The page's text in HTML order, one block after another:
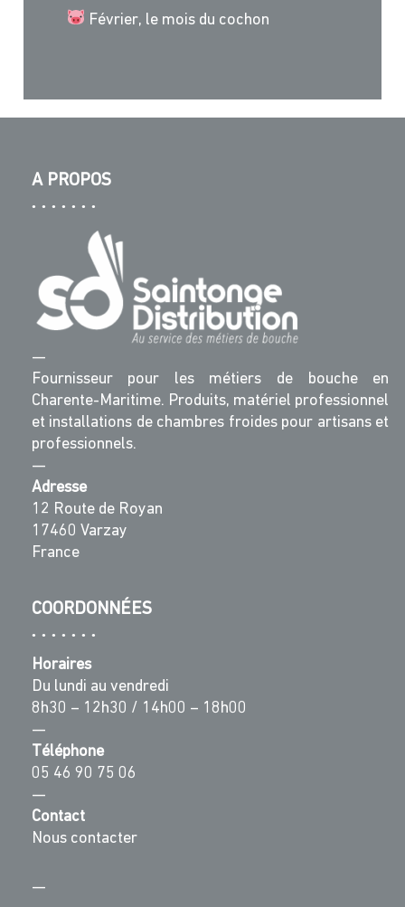
Février, le mois du cochon
A PROPOS
—
Fournisseur pour les métiers de bouche en
Charente-Maritime. Produits, matériel professionnel
et installations de chambres froides pour artisans et
professionnels.
—
Adresse
12 Route de Royan
17460 Varzay
France
COORDONNÉES
Horaires
Du lundi au vendredi
8h30 – 12h30 / 14h00 – 18h00
—
Téléphone
05 46 90 75 06
—
Contact
Nous contacter
—